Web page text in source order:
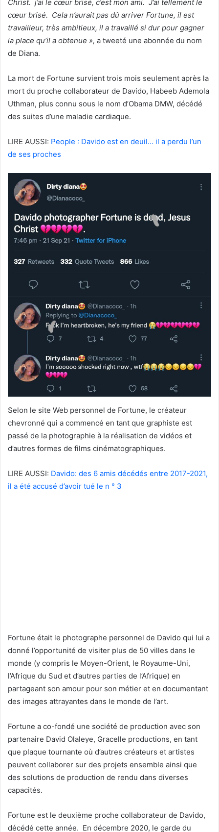
Christ. j’ai le cœur brisé, c’est mon ami. J’ai tellement le
cœur brisé. Cela n’aurait pas dû arriver Fortune, il est
travailleur, très ambitieux, il a travaillé si dur pour gagner
la place qu’il a obtenue », a tweeté une abonnée du nom
de Diana.
La mort de Fortune survient trois mois seulement après la
mort du proche collaborateur de Davido, Habeeb Ademola
Uthman, plus connu sous le nom d’Obama DMW, décédé
des suites d’une maladie cardiaque.
LIRE AUSSI: People : Davido est en deuil… il a perdu l’un
de ses proches
Selon le site Web personnel de Fortune, le créateur
chevronné qui a commencé en tant que graphiste est
passé de la photographie à la réalisation de vidéos et
d’autres formes de films cinématographiques.
LIRE AUSSI: Davido: des 6 amis décédés entre 2017-2021,
il a été accusé d’avoir tué le n ° 3
Fortune était le photographe personnel de Davido qui lui a
donné l’opportunité de visiter plus de 50 villes dans le
monde (y compris le Moyen-Orient, le Royaume-Uni,
l’Afrique du Sud et d’autres parties de l’Afrique) en
partageant son amour pour son métier et en documentant
des images attrayantes dans le monde de l’art.
Fortune a co-fondé une société de production avec son
partenaire David Olaleye, Gracelle productions, en tant
que plaque tournante où d’autres créateurs et artistes
peuvent collaborer sur des projets ensemble ainsi que
des solutions de production de rendu dans diverses
capacités.
Fortune est le deuxième proche collaborateur de Davido,
décédé cette année. En décembre 2020, le garde du